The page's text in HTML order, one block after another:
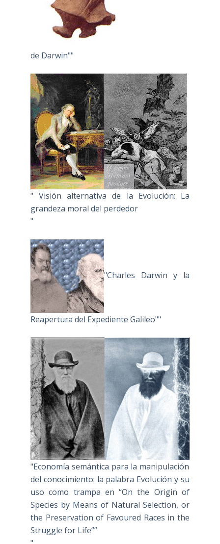
de Darwin""
" Visión alternativa de la Evolución: La
grandeza moral del perdedor
"
"Charles Darwin y la
Reapertura del Expediente Galileo""
"Economía semántica para la manipulación
del conocimiento: la palabra Evolución y su
uso como trampa en “On the Origin of
Species by Means of Natural Selection, or
the Preservation of Favoured Races in the
Struggle for Life””